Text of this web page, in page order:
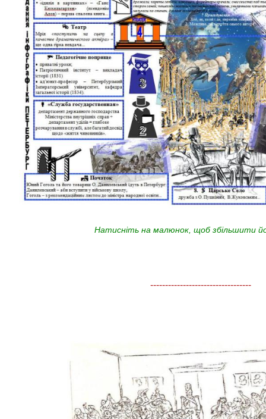
Натисніть на малюнок, щоб збільшити
----------------------------------